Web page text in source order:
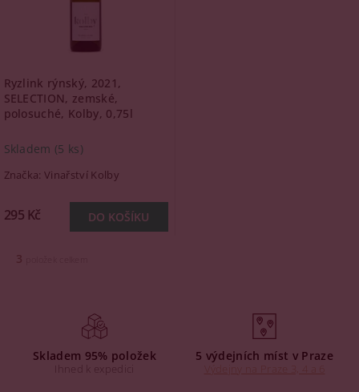
Ryzlink rýnský, 2021,
SELECTION, zemské,
polosuché, Kolby, 0,75l
Skladem (5 ks)
Značka:Vinařství Kolby
295 Kč
3
Skladem 95% položek
Ihned k expedici
5 výdejních míst v Praze